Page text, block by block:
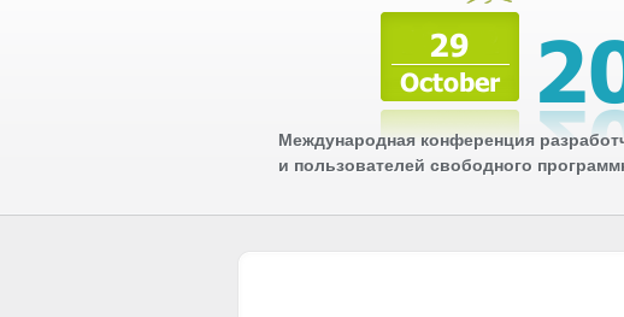
Международная конференция
и пользователей свободного